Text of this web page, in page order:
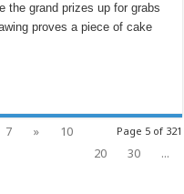
the grand prizes up for grabs
proves a piece of cake
Page 5 of 321
7 »
10
20
30
...